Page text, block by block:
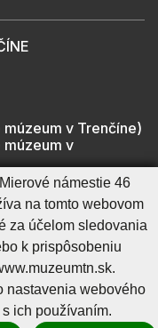
v Trenčíne)
múzeum v
- informátor -
osobných údajov
GenerujeCMS BUXUS
námestie 46
na tomto webovom
za účelom sledovania
k prispôsobeniu
nastavenia webového
ich používaním.